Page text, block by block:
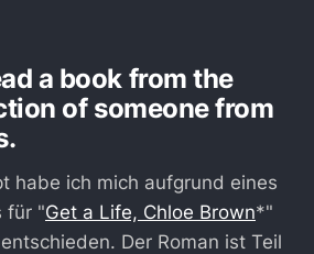
a book from the
of someone from
habe ich mich aufgrund eines
für "Get a Life, Chloe Brown*"
Der Roman ist Teil